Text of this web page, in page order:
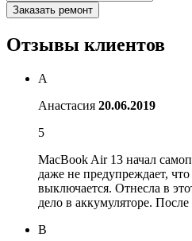
Заказать ремонт
Отзывы клиентов
А
Анастасия 20.06.2019
5
MacBook Air 13 начал
даже не предупреждает,
выключается. Отнесла в
дело в аккумуляторе.
В